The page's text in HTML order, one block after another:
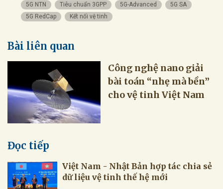
5G NTN
Tiêu chuẩn 3GPP 5G-Advanced
5G SA
5G RedCap
Kết nối vệ tinh
Bài liên quan
Công nghệ nano giải
bài toán “nhẹ mà bền”
cho vệ tinh Việt Nam
Đọc tiếp
Việt Nam - Nhật Bản hợp tác chia sẻ
dữ liệu vệ tinh thế hệ mới